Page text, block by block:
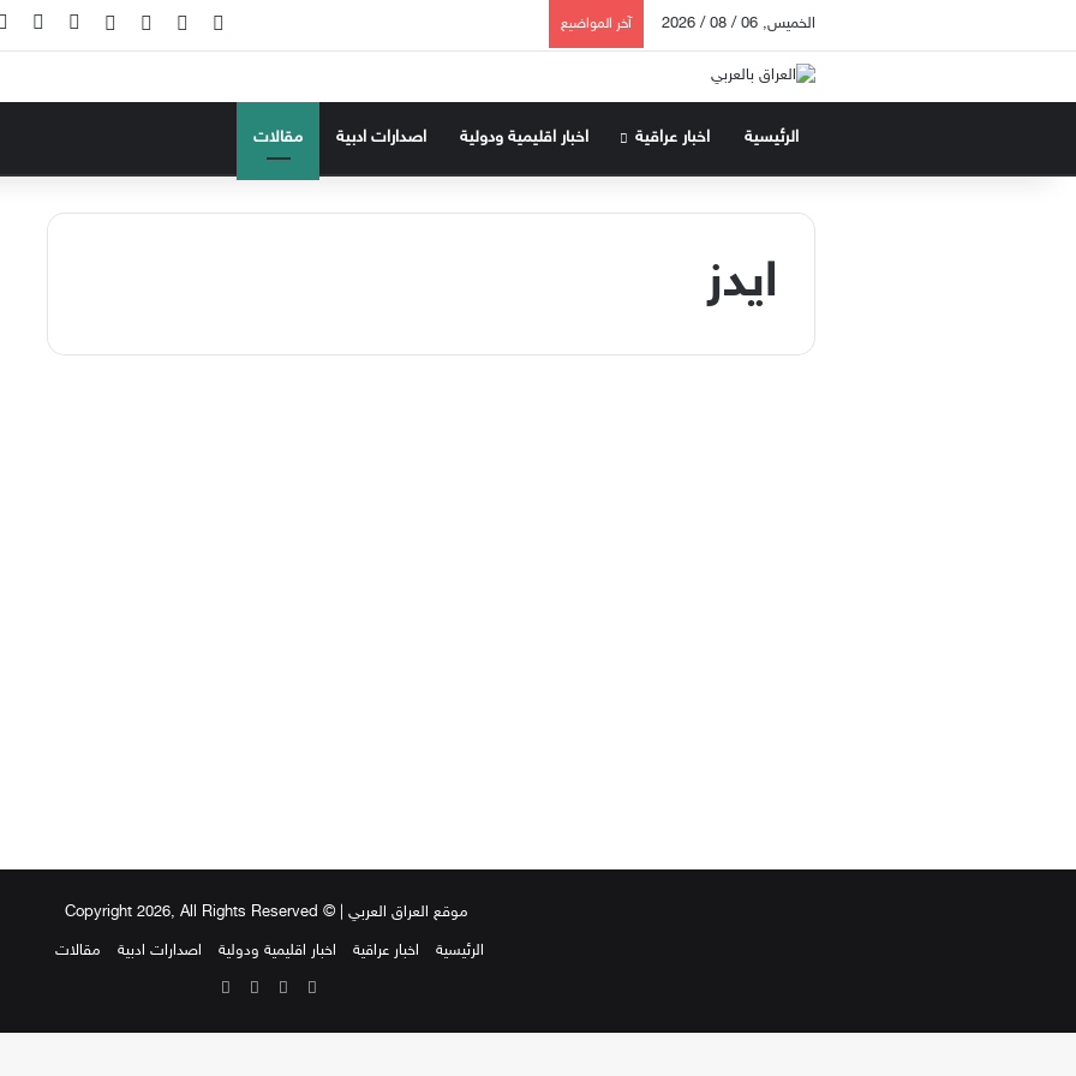
الخميس, 06 / 08 / 2026 آخر المواضيع فيسبوك ‫YouTubeانستقرامتسجيل
الرئيسية اخبار عراقية اخبار اقليمية ودولية اصدارات ادبية مقالات
ايدز
موقع العراق العربي | © Copyright 2026, All Rights Reserved
الرئيسية
اخبار عراقية اخبار اقليمية ودولية اصدارات ادبية
مقالات
فيسبوك
‫YouTube